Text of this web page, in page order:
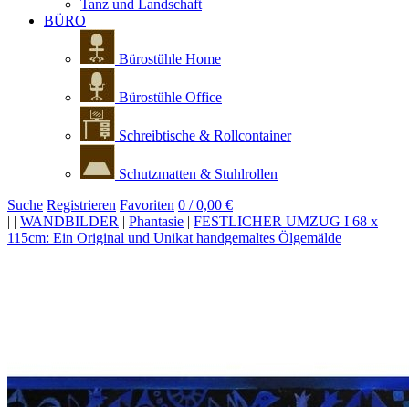
Tanz und Landschaft
BÜRO
Bürostühle Home
Bürostühle Office
Schreibtische & Rollcontainer
Schutzmatten & Stuhlrollen
Suche Registrieren Favoriten 0 / 0,00 €
| | WANDBILDER | Phantasie | FESTLICHER UMZUG I 68 x
115cm: Ein Original und Unikat handgemaltes Ölgemälde